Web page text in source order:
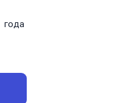
года